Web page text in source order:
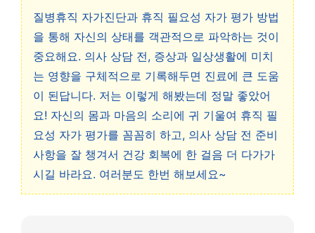
질병휴직 자가진단과 휴직 필요성 자가 평가 방법
을 통해 자신의 상태를 객관적으로 파악하는 것이
중요해요. 의사 상담 전, 증상과 일상생활에 미치
는 영향을 구체적으로 기록해두면 진료에 큰 도움
이 된답니다. 저는 이렇게 해봤는데 정말 좋았어
요! 자신의 몸과 마음의 소리에 귀 기울여 휴직 필
요성 자가 평가를 꼼꼼히 하고, 의사 상담 전 준비
사항을 잘 챙겨서 건강 회복에 한 걸음 더 다가가
시길 바라요. 여러분도 한번 해보세요~